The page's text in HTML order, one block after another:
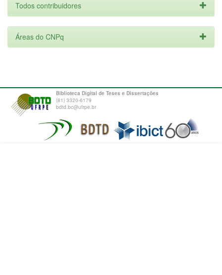
Todos contribuidores
Áreas do CNPq
Biblioteca Digital de Teses e Dissertações
(81) 3320-6179
bdtd.bc@ufrpe.br